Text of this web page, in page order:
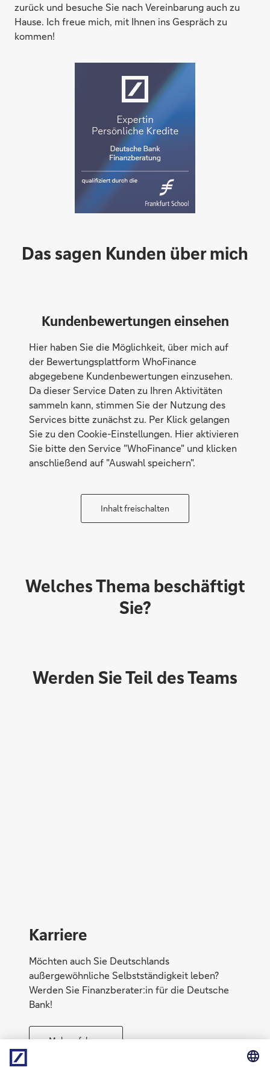
zurück und besuche Sie nach Vereinbarung auch zu
Hause. Ich freue mich, mit Ihnen ins Gespräch zu
kommen!
Das sagen Kunden über mich
Kundenbewertungen einsehen
Hier haben Sie die Möglichkeit, über mich auf
der Bewertungsplattform WhoFinance
abgegebene Kundenbewertungen einzusehen.
Da dieser Service Daten zu Ihren Aktivitäten
sammeln kann, stimmen Sie der Nutzung des
Services bitte zunächst zu. Per Klick gelangen
Sie zu den Cookie-Einstellungen. Hier aktivieren
Sie bitte den Service "WhoFinance" und klicken
anschließend auf "Auswahl speichern".
Inhalt freischalten
Welches Thema beschäftigt
Sie?
Direktabschluss möglich
Werden Sie Teil des Teams
Karriere
Möchten auch Sie Deutschlands
außergewöhnliche Selbstständigkeit leben?
Werden Sie Finanzberater:in für die Deutsche
Bank!
Mehr erfahren